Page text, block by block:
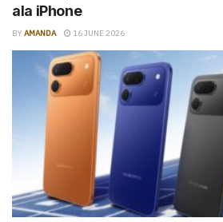
ala iPhone
BY AMANDA 16 JUNE 2026